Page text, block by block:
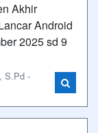
Akhir
Android
2025 sd 9
S.Pd -